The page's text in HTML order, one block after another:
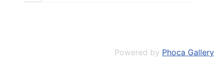
Powered by Phoca Gallery